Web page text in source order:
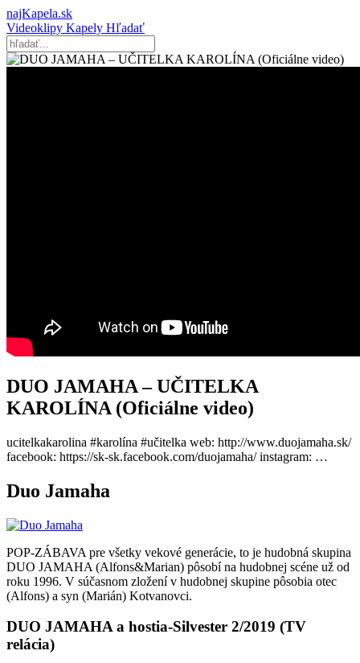
najKapela.sk
Videoklipy Kapely Hľadať
DUO JAMAHA – UČITELKA
KAROLÍNA (Oficiálne video)
ucitelkakarolina #karolína #učitelka web: http://www.duojamaha.sk/
facebook: https://sk-sk.facebook.com/duojamaha/ instagram: …
Duo Jamaha
POP-ZÁBAVA pre všetky vekové generácie, to je hudobná skupina
DUO JAMAHA (Alfons&Marian) pôsobí na hudobnej scéne už od
roku 1996. V súčasnom zložení v hudobnej skupine pôsobia otec
(Alfons) a syn (Marián) Kotvanovci.
DUO JAMAHA a hostia-Silvester 2/2019 (TV
relácia)